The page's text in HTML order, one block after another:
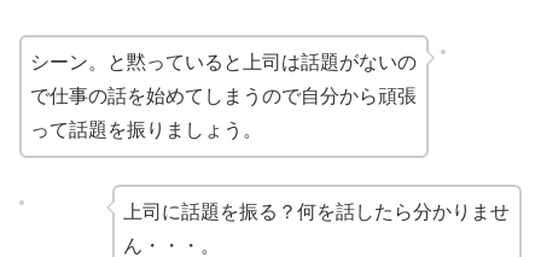
シーン。と黙っていると上司は話題がないの
で仕事の話を始めてしまうので自分から頑張
って話題を振りましょう。
上司に話題を振る？何を話したら分かりませ
ん・・・。